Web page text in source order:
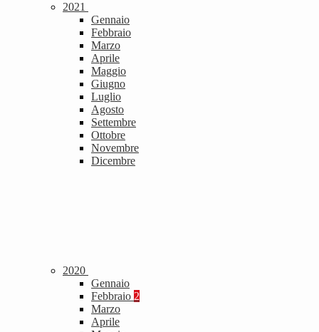
2021
Gennaio
Febbraio
Marzo
Aprile
Maggio
Giugno
Luglio
Agosto
Settembre
Ottobre
Novembre
Dicembre
2020
Gennaio
Febbraio 2
Marzo
Aprile